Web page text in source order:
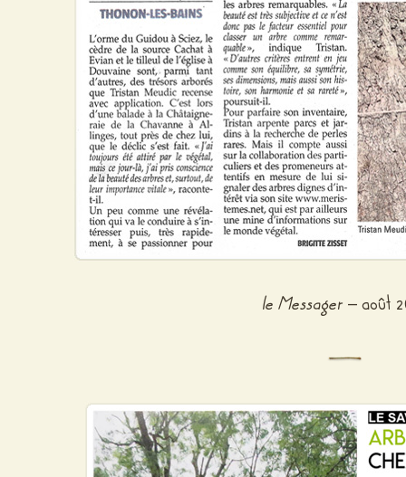
le Messager – août